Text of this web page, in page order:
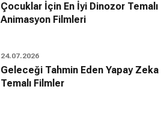
Çocuklar İçin En İyi Dinozor Temalı
Animasyon Filmleri
24.07.2026
Geleceği Tahmin Eden Yapay Zeka
Temalı Filmler